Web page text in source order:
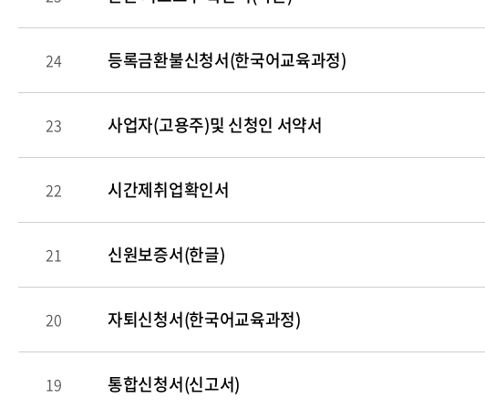
24 등록금환불신청서(한국어교육과정)
23 사업자(고용주)및 신청인 서약서
22 시간제취업확인서
21 신원보증서(한글)
20 자퇴신청서(한국어교육과정)
19 통합신청서(신고서)